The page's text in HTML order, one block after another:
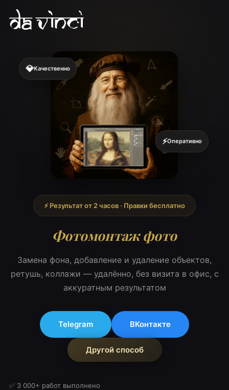
⚡ Результат от 2 часов · Правки бесплатно
Фотомонтаж фото
Замена фона, добавление и удаление объектов,
ретушь, коллажи — удалённо, без визита в офис, с
аккуратным результатом
Telegram ВКонтакте
Другой способ
✅ 3 000+ работ выполнено
💎Качественно
⚡Оперативно